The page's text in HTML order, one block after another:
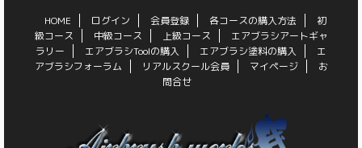
HOME ログイン 会員登録 各コースの購入方法
初
級コース
中級コース 上級コース
エアブラシアートギャ
ラリー
エアブラシToolの購入 エアブラシ塗料の購入
エ
アブラシフォーラム
リアルスクール会員 マイページ
お
問合せ